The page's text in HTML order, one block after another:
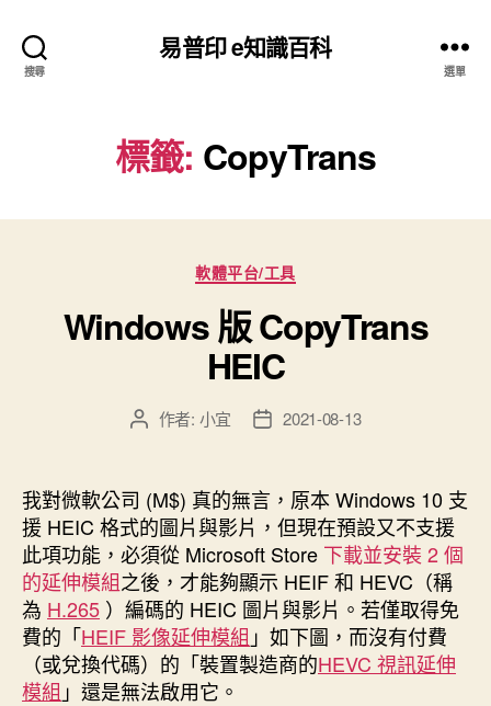
搜尋
易普印 e知識百科
選單
標籤: CopyTrans
分
類
軟體平台/工具
Windows 版 CopyTrans
HEIC
文
者
作者: 小宜
文
佈
日
期
2021-08-13
我對微軟公司 (M$) 真的無言，原本 Windows 10 支
援 HEIC 格式的圖片與影片，但現在預設又不支援
此項功能，必須從 Microsoft Store 下載並安裝 2 個
的延伸模組之後，才能夠顯示 HEIF 和 HEVC（稱
為 H.265 ）編碼的 HEIC 圖片與影片。若僅取得免
費的「HEIF 影像延伸模組 」如下圖，而沒有付費
（或兌換代碼）的「裝置製造商的HEVC 視訊延伸
模組 」還是無法啟用它。